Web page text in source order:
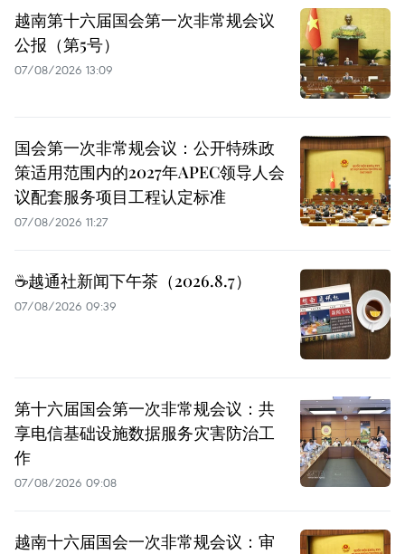
越南第十六届国会第一次非常规会议
公报（第5号）
07/08/2026 13:09
国会第一次非常规会议：公开特殊政
策适用范围内的2027年APEC领导人会
议配套服务项目工程认定标准
07/08/2026 11:27
☕️越通社新闻下午茶（2026.8.7）
07/08/2026 09:39
第十六届国会第一次非常规会议：共
享电信基础设施数据服务灾害防治工
作
07/08/2026 09:08
越南十六届国会一次非常规会议：审